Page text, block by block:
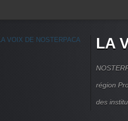
LA
région
des